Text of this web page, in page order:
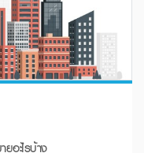
ข้อกฎหมายอะไรบ้าง